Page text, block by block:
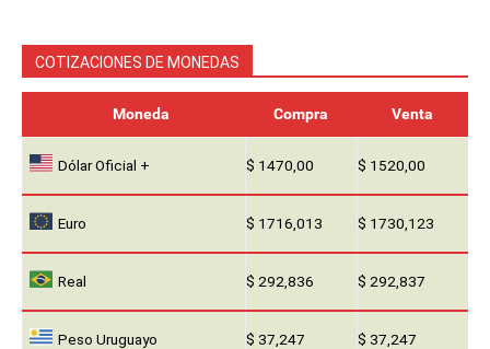
COTIZACIONES DE MONEDAS
Moneda Compra Venta
Dólar Oficial + $ 1470,00 $ 1520,00
Euro $ 1716,013 $ 1730,123
Real $ 292,836 $ 292,837
Peso Uruguayo $ 37,247 $ 37,247